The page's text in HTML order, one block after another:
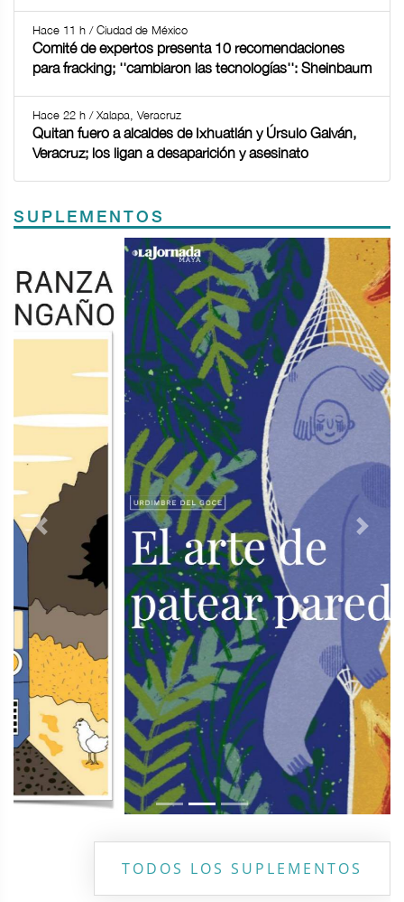
Hace 11 h / Ciudad de México
Comité de expertos presenta 10 recomendaciones
para fracking; ''cambiaron las tecnologías'': Sheinbaum
Hace 22 h / Xalapa, Veracruz
Quitan fuero a alcaldes de Ixhuatlán y Úrsulo Galván,
Veracruz; los ligan a desaparición y asesinato
SUPLEMENTOS
Previous Next
TODOS LOS SUPLEMENTOS